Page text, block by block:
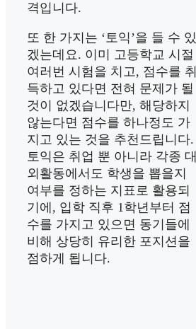
격입니다.
또 한 가지는 ‘토익’을 들 수 있
겠는데요. 이미 고등학교 시절
여러번 시험을 치고, 점수를 취
득하고 있다면 전혀 문제가 될
것이 없겠습니다만, 해당하지
않는다면 점수를 하나정도 가
지고 있는 것을 추천드립니다.
토익은 취업 뿐 아니라 각종 대
외활동에서도 학생을 뽑을지
여부를 정하는 지표로 활용되
기에, 입학 직후 1학년부터 점
수를 가지고 있으면 동기들에
비해 상당히 유리한 포지션을
점하게 됩니다.